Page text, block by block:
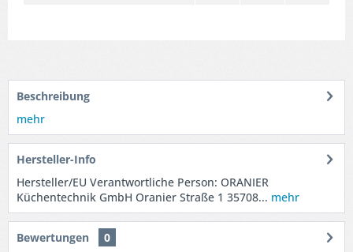
Beschreibung
mehr
Hersteller-Info
Hersteller/EU Verantwortliche Person: ORANIER
Küchentechnik GmbH Oranier Straße 1 35708... mehr
Bewertungen
0